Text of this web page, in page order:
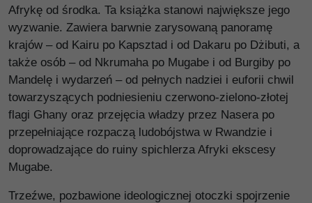
Afrykę od środka. Ta książka stanowi największe jego
wyzwanie. Zawiera barwnie zarysowaną panoramę
krajów – od Kairu po Kapsztad i od Dakaru po Dżibuti, a
także osób – od Nkrumaha po Mugabe i od Burgiby po
Mandelę i wydarzeń – od pełnych nadziei i euforii chwil
towarzyszących podniesieniu czerwono-zielono-złotej
flagi Ghany oraz przejęcia władzy przez Nasera po
przepełniające rozpaczą ludobójstwa w Rwandzie i
doprowadzające do ruiny spichlerza Afryki ekscesy
Mugabe.
Trzeźwe, pozbawione ideologicznej otoczki spojrzenie